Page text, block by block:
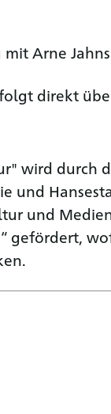
Arne
direkt
wird durch
und
und
gefördert,